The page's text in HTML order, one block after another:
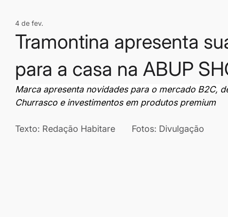
Tramontina apresenta
para a casa na ABUP
4 de fev.
Marca apresenta novidades para o mercado B2C,
Churrasco e investimentos em produtos premium
Texto: Redação Habitare	Fotos: Divulgação